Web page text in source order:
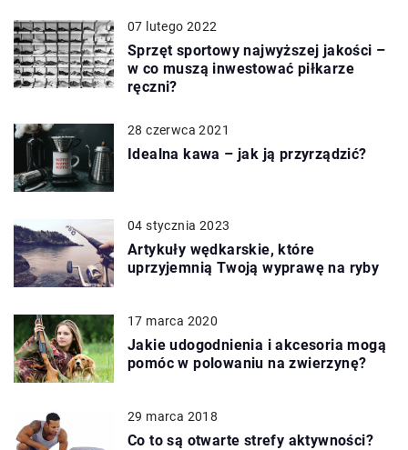
07 lutego 2022
Sprzęt sportowy najwyższej jakości –
w co muszą inwestować piłkarze
ręczni?
28 czerwca 2021
Idealna kawa – jak ją przyrządzić?
04 stycznia 2023
Artykuły wędkarskie, które
uprzyjemnią Twoją wyprawę na ryby
17 marca 2020
Jakie udogodnienia i akcesoria mogą
pomóc w polowaniu na zwierzynę?
29 marca 2018
Co to są otwarte strefy aktywności?